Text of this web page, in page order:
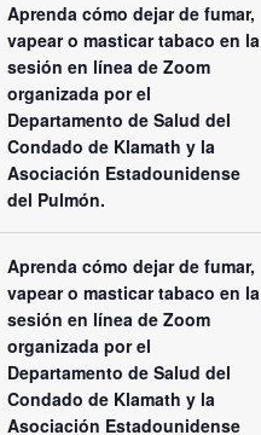
Aprenda cómo dejar de fumar,
vapear o masticar tabaco en la
sesión en línea de Zoom
organizada por el
Departamento de Salud del
Condado de Klamath y la
Asociación Estadounidense
del Pulmón.
Aprenda cómo dejar de fumar,
vapear o masticar tabaco en la
sesión en línea de Zoom
organizada por el
Departamento de Salud del
Condado de Klamath y la
Asociación Estadounidense